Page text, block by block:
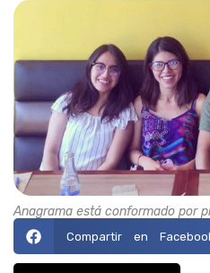
Anagrama está conformado por
Compartir en